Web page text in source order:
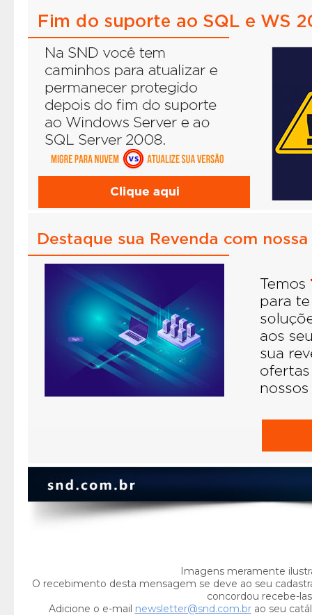
Imagens meramente
O recebimento desta mensagem se deve ao seu
concordou recebe-
Adicione o e-mail newsletter@snd.com.brao seu